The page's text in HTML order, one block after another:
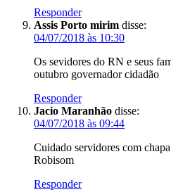
Responder
Assis Porto mirim disse:
04/07/2018 às 10:30
Os sevidores do RN e seus
outubro governador cidadão
Responder
Jacio Maranhão disse:
04/07/2018 às 09:44
Cuidado servidores com
Robisom
Responder